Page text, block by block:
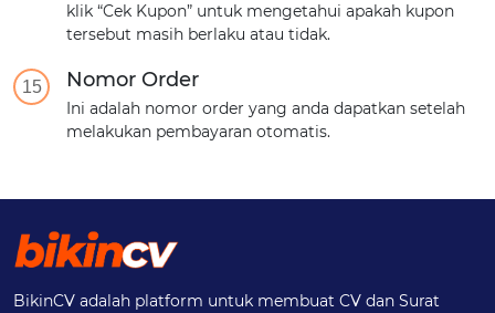
klik “Cek Kupon” untuk mengetahui apakah kupon
tersebut masih berlaku atau tidak.
15 Nomor Order
Ini adalah nomor order yang anda dapatkan setelah
melakukan pembayaran otomatis.
BikinCV adalah platform untuk membuat CV dan Surat